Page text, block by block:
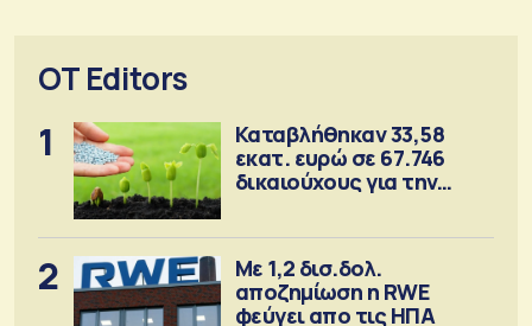
OT Editors
1
Καταβλήθηκαν 33,58
εκατ. ευρώ σε 67.746
δικαιούχους για την
2
Με 1,2 δισ.δολ.
αποζημίωση η RWE
φεύγει απο τις ΗΠΑ